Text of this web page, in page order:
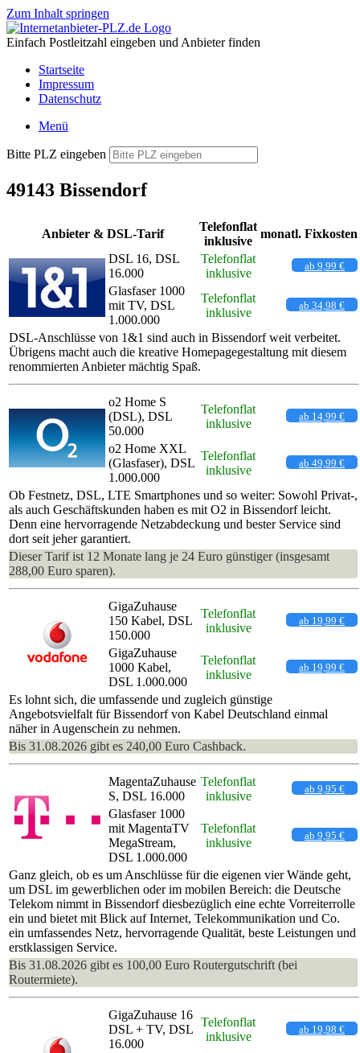
Zum Inhalt springen
Einfach Postleitzahl eingeben und Anbieter finden
Startseite
Impressum
Datenschutz
Menü
Bitte PLZ eingeben
49143 Bissendorf
Anbieter & DSL-Tarif
Telefonflat
inklusive
monatl. Fixkosten
DSL 16, DSL
16.000
Telefonflat
inklusive
ab 9,99 €
Glasfaser 1000
mit TV, DSL
1.000.000
Telefonflat
inklusive
ab 34,98 €
DSL-Anschlüsse von 1&1 sind auch in Bissendorf weit verbeitet.
Übrigens macht auch die kreative Homepagegestaltung mit diesem
renommierten Anbieter mächtig Spaß.
o2 Home S
(DSL), DSL
50.000
Telefonflat
inklusive
ab 14,99 €
o2 Home XXL
(Glasfaser), DSL
1.000.000
Telefonflat
inklusive
ab 49,99 €
Ob Festnetz, DSL, LTE Smartphones und so weiter: Sowohl Privat-,
als auch Geschäftskunden haben es mit O2 in Bissendorf leicht.
Denn eine hervorragende Netzabdeckung und bester Service sind
dort seit jeher garantiert.
Dieser Tarif ist 12 Monate lang je 24 Euro günstiger (insgesamt
288,00 Euro sparen).
GigaZuhause
150 Kabel, DSL
150.000
Telefonflat
inklusive
ab 19,99 €
GigaZuhause
1000 Kabel,
DSL 1.000.000
Telefonflat
inklusive
ab 19,99 €
Es lohnt sich, die umfassende und zugleich günstige
Angebotsvielfalt für Bissendorf von Kabel Deutschland einmal
näher in Augenschein zu nehmen.
Bis 31.08.2026 gibt es 240,00 Euro Cashback.
MagentaZuhause
S, DSL 16.000
Telefonflat
inklusive
ab 9,95 €
Glasfaser 1000
mit MagentaTV
MegaStream,
DSL 1.000.000
Telefonflat
inklusive
ab 9,95 €
Ganz gleich, ob es um Anschlüsse für die eigenen vier Wände geht,
um DSL im gewerblichen oder im mobilen Bereich: die Deutsche
Telekom nimmt in Bissendorf diesbezüglich eine echte Vorreiterrolle
ein und bietet mit Blick auf Internet, Telekommunikation und Co.
ein umfassendes Netz, hervorragende Qualität, beste Leistungen und
erstklassigen Service.
Bis 31.08.2026 gibt es 100,00 Euro Routergutschrift (bei
Routermiete).
GigaZuhause 16
DSL + TV, DSL
16.000
Telefonflat
inklusive
ab 19,98 €